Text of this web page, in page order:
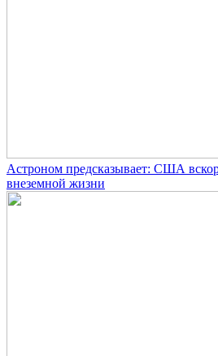
Астроном предсказывает: США
внеземной жизни